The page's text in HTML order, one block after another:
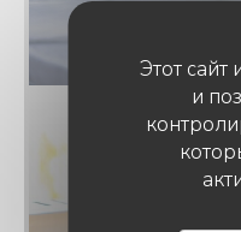
Этот сайт
и